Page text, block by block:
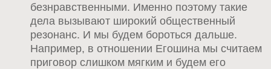
безнравственными. Именно поэтому такие
дела вызывают широкий общественный
резонанс. И мы будем бороться дальше.
Например, в отношении Егошина мы считаем
приговор слишком мягким и будем его